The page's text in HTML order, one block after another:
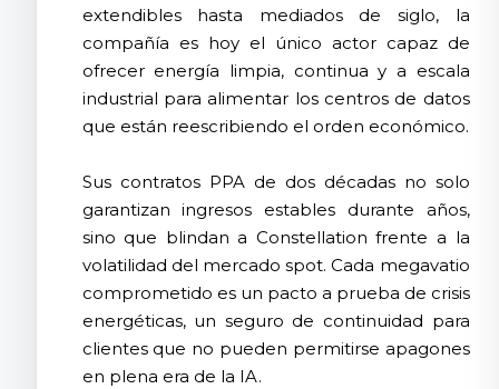
extendibles hasta mediados de siglo, la
compañía es hoy el único actor capaz de
ofrecer energía limpia, continua y a escala
industrial para alimentar los centros de datos
que están reescribiendo el orden económico.
Sus contratos PPA de dos décadas no solo
garantizan ingresos estables durante años,
sino que blindan a Constellation frente a la
volatilidad del mercado spot. Cada megavatio
comprometido es un pacto a prueba de crisis
energéticas, un seguro de continuidad para
clientes que no pueden permitirse apagones
en plena era de la IA.